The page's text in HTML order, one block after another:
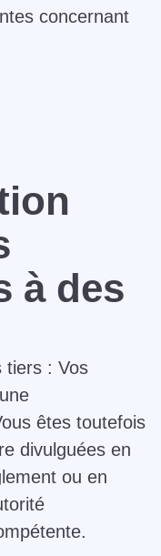
concernant
à des
tiers : Vos
êtes toutefois
divulguées en
ou en